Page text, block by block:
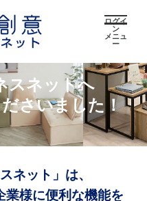
ログイ
ン
メニュ
ー
スネットへ
さいました！
ネット」は、
業様に便利な機能を